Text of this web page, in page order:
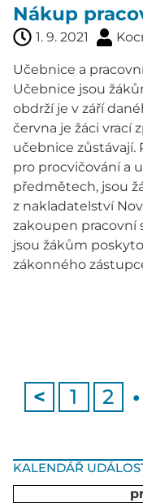
KALENDÁŘ
Nákup
1. 9. 2021
Učebnice a
Učebnice jsou
obdrží je v září
června je žáci vrací
učebnice zůstávají.
pro procvičování a
předmětech, jsou
z nakladatelství
zakoupen pracovní
jsou žákům
zákonného
< 1 2